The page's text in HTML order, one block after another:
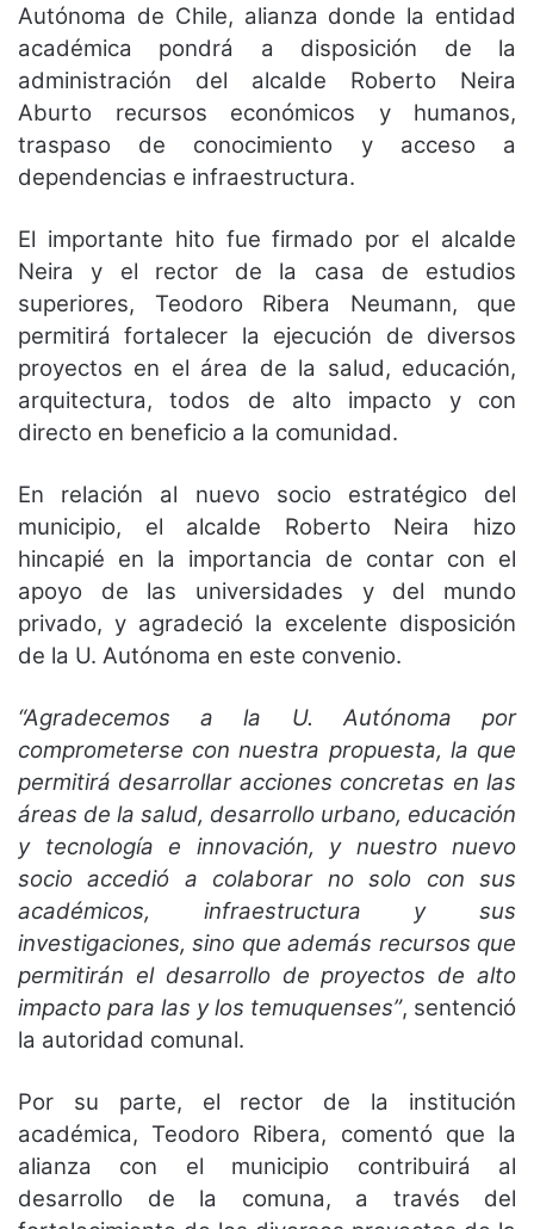
Autónoma de Chile, alianza donde la entidad
académica pondrá a disposición de la
administración del alcalde Roberto Neira
Aburto recursos económicos y humanos,
traspaso de conocimiento y acceso a
dependencias e infraestructura.
El importante hito fue firmado por el alcalde
Neira y el rector de la casa de estudios
superiores, Teodoro Ribera Neumann, que
permitirá fortalecer la ejecución de diversos
proyectos en el área de la salud, educación,
arquitectura, todos de alto impacto y con
directo en beneficio a la comunidad.
En relación al nuevo socio estratégico del
municipio, el alcalde Roberto Neira hizo
hincapié en la importancia de contar con el
apoyo de las universidades y del mundo
privado, y agradeció la excelente disposición
de la U. Autónoma en este convenio.
“Agradecemos a la U. Autónoma por
comprometerse con nuestra propuesta, la que
permitirá desarrollar acciones concretas en las
áreas de la salud, desarrollo urbano, educación
y tecnología e innovación, y nuestro nuevo
socio accedió a colaborar no solo con sus
académicos, infraestructura y sus
investigaciones, sino que además recursos que
permitirán el desarrollo de proyectos de alto
impacto para las y los temuquenses”, sentenció
la autoridad comunal.
Por su parte, el rector de la institución
académica, Teodoro Ribera, comentó que la
alianza con el municipio contribuirá al
desarrollo de la comuna, a través del